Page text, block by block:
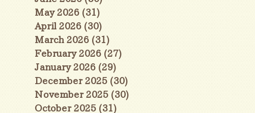
May 2026 (31)
April 2026 (30)
March 2026 (31)
February 2026 (27)
January 2026 (29)
December 2025 (30)
November 2025 (30)
October 2025 (31)